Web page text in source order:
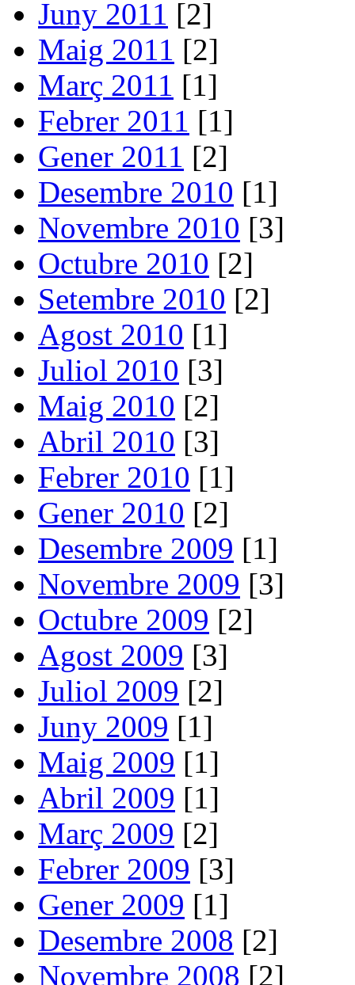
Juny 2011 [2]
Maig 2011 [2]
Març 2011 [1]
Febrer 2011 [1]
Gener 2011 [2]
Desembre 2010 [1]
Novembre 2010 [3]
Octubre 2010 [2]
Setembre 2010 [2]
Agost 2010 [1]
Juliol 2010 [3]
Maig 2010 [2]
Abril 2010 [3]
Febrer 2010 [1]
Gener 2010 [2]
Desembre 2009 [1]
Novembre 2009 [3]
Octubre 2009 [2]
Agost 2009 [3]
Juliol 2009 [2]
Juny 2009 [1]
Maig 2009 [1]
Abril 2009 [1]
Març 2009 [2]
Febrer 2009 [3]
Gener 2009 [1]
Desembre 2008 [2]
Novembre 2008 [2]